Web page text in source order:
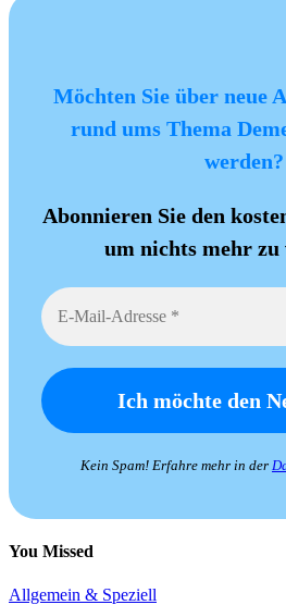
Möchten Sie über neue
rund ums Thema
werden?
Abonnieren Sie den
um nichts mehr zu
Kein Spam! Erfahre mehr in der
You Missed
Allgemein & Speziell